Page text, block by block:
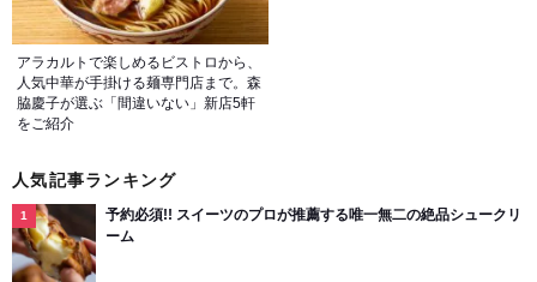
アラカルトで楽しめるビストロから、
人気中華が手掛ける麺専門店まで。森
脇慶子が選ぶ「間違いない」新店5軒
をご紹介
人気記事ランキング
予約必須!! スイーツのプロが推薦する唯一無二の絶品シュークリ
ーム